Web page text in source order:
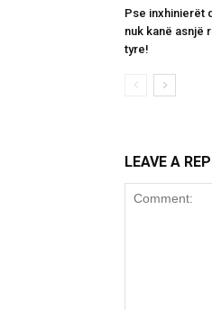
Pse inxhinierët
nuk kanë asnjë
tyre!
LEAVE A